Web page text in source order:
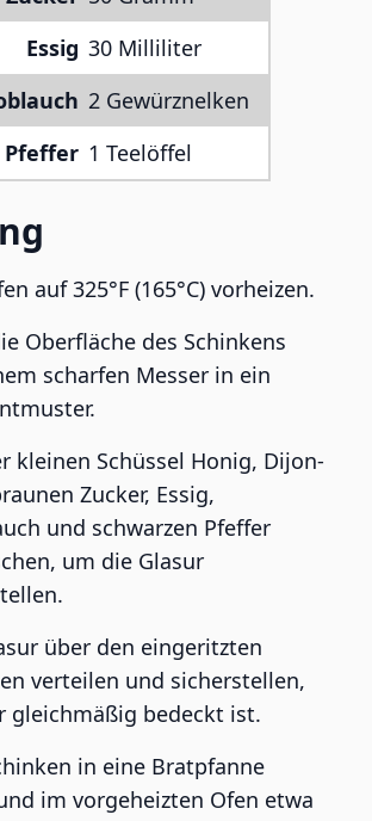
Essig 30 Milliliter
2 Gewürznelken
Pfeffer 1 Teelöffel
auf 325°F (165°C) vorheizen.
Oberfläche des Schinkens
scharfen Messer in ein
kleinen Schüssel Honig, Dijon-
Zucker, Essig,
und schwarzen Pfeffer
um die Glasur
über den eingeritzten
verteilen und sicherstellen,
gleichmäßig bedeckt ist.
in eine Bratpfanne
im vorgeheizten Ofen etwa